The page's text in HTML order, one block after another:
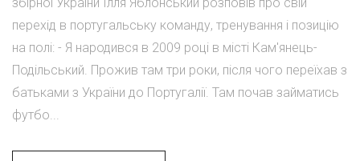
перехід в португальську команду, тренування і позицію
на полі: - Я народився в 2009 році в місті Кам'янець-
Подільський. Прожив там три роки, після чого переїхав з
батьками з України до Португалії. Там почав займатись
футбо...